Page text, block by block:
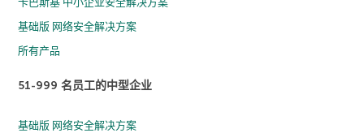
基础版 网络安全解决方案
所有产品
51-999 名员工的中型企业
基础版 网络安全解决方案